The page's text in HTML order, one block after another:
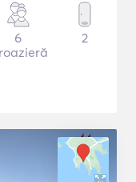
6
2